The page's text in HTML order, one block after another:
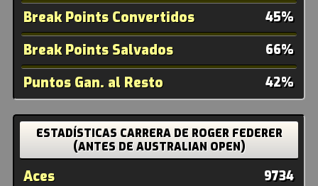
Break Points Convertidos 45%
Break Points Salvados 66%
Puntos Gan. al Resto 42%
ESTADÍSTICAS CARRERA DE ROGER FEDERER
(ANTES DE AUSTRALIAN OPEN)
Aces 9734